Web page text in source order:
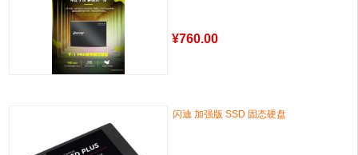
¥760.00
闪迪 加强版 SSD 固态硬盘